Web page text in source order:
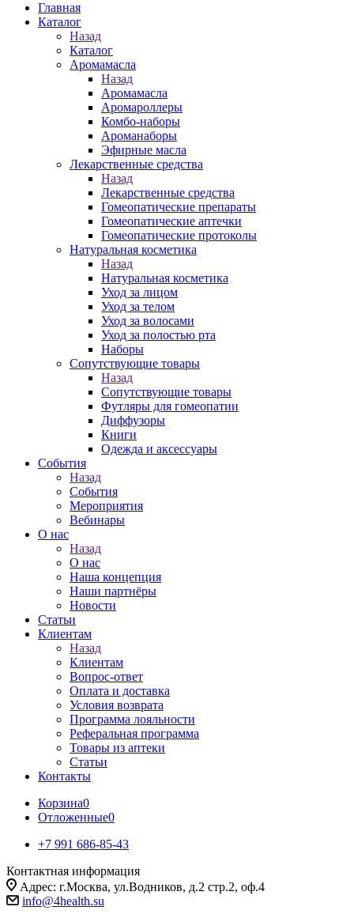
Главная
Каталог
Назад
Каталог
Аромамасла
Назад
Аромамасла
Аромароллеры
Комбо-наборы
Ароманаборы
Эфирные масла
Лекарственные средства
Назад
Лекарственные средства
Гомеопатические препараты
Гомеопатические аптечки
Гомеопатические протоколы
Натуральная косметика
Назад
Натуральная косметика
Уход за лицом
Уход за телом
Уход за волосами
Уход за полостью рта
Наборы
Сопутствующие товары
Назад
Сопутствующие товары
Футляры для гомеопатии
Диффузоры
Книги
Одежда и аксессуары
События
Назад
События
Мероприятия
Вебинары
О нас
Назад
О нас
Наша концепция
Наши партнёры
Новости
Статьи
Клиентам
Назад
Клиентам
Вопрос-ответ
Оплата и доставка
Условия возврата
Программа лояльности
Реферальная программа
Товары из аптеки
Статьи
Контакты
Корзина0
Отложенные0
+7 991 686-85-43
Контактная информация
Адрес: г.Москва, ул.Водников, д.2 стр.2, оф.4
info@4health.su